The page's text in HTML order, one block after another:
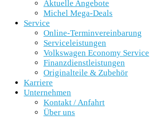
Aktuelle Angebote
Michel Mega-Deals
Service
Online-Terminvereinbarung
Serviceleistungen
Volkswagen Economy Service
Finanzdienstleistungen
Originalteile & Zubehör
Karriere
Unternehmen
Kontakt / Anfahrt
Über uns